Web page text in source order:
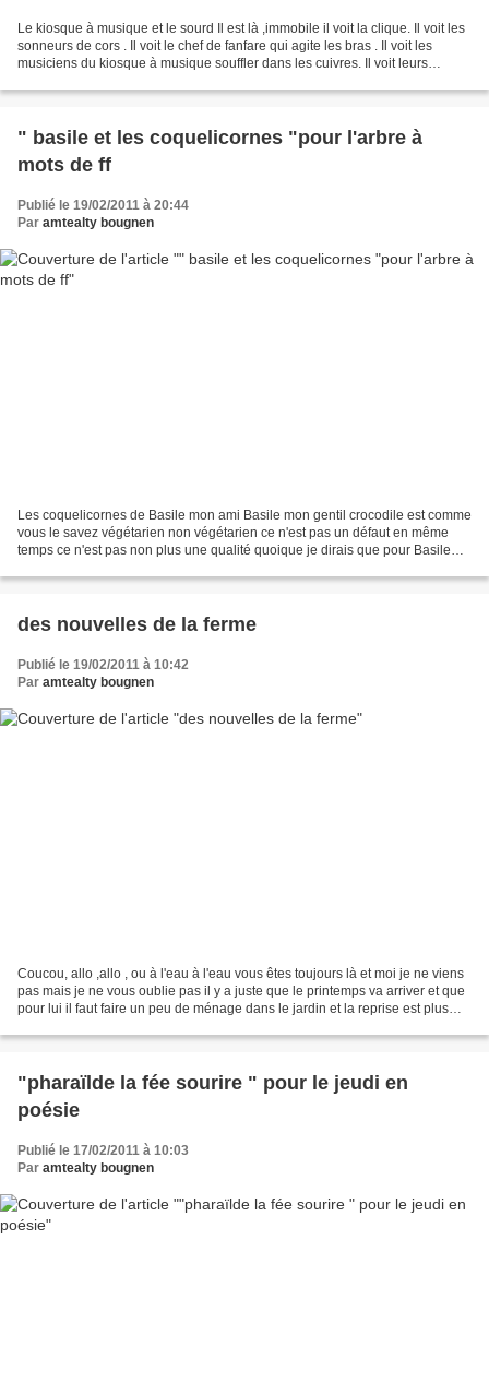
Le kiosque à musique et le sourd Il est là ,immobile il voit la clique. Il voit les
sonneurs de cors . Il voit le chef de fanfare qui agite les bras . Il voit les
musiciens du kiosque à musique souffler dans les cuivres. Il voit leurs
" basile et les coquelicornes "pour l'arbre à
mots de ff
Publié le 19/02/2011 à 20:44
Par amtealty bougnen
Les coquelicornes de Basile mon ami Basile mon gentil crocodile est comme
vous le savez végétarien non végétarien ce n'est pas un défaut en même
temps ce n'est pas non plus une qualité quoique je dirais que pour Basile
des nouvelles de la ferme
Publié le 19/02/2011 à 10:42
Par amtealty bougnen
Coucou, allo ,allo , ou à l'eau à l'eau vous êtes toujours là et moi je ne viens
pas mais je ne vous oublie pas il y a juste que le printemps va arriver et que
pour lui il faut faire un peu de ménage dans le jardin et la reprise est plus
"pharaïlde la fée sourire " pour le jeudi en
poésie
Publié le 17/02/2011 à 10:03
Par amtealty bougnen